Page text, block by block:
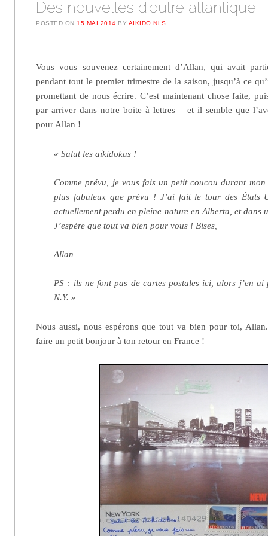
Des nouvelles d’outre atlantique
POSTED ON15 MAI 2014 BY AIKIDO NLS
Vous vous souvenez certainement d’Allan, qui avait
pendant tout le premier trimestre de la saison, jusqu’à ce
promettant de nous écrire. C’est maintenant chose faite,
par arriver dans notre boite à lettres – et il semble que
pour Allan !
« Salut les aïkidokas !
Comme prévu, je vous fais un petit coucou durant mon
plus fabuleux que prévu ! J’ai fait le tour des États
actuellement perdu en pleine nature en Alberta, et dans
J’espère que tout va bien pour vous ! Bises,
Allan
PS : ils ne font pas de cartes postales ici, alors j’en ai
N.Y. »
Nous aussi, nous espérons que tout va bien pour toi,
faire un petit bonjour à ton retour en France !